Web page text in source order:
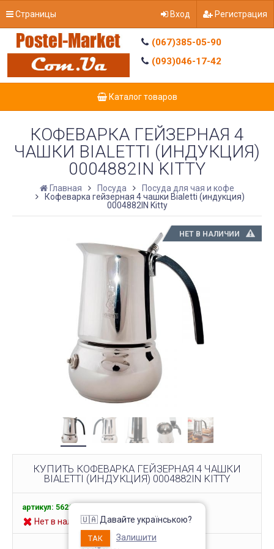
Страницы Вход Регистрация
(067)385-05-90
(093)046-17-42
Каталог товаров
КОФЕВАРКА ГЕЙЗЕРНАЯ 4
ЧАШКИ BIALETTI (ИНДУКЦИЯ)
0004882IN KITTY
Главная Посуда
Посуда для чая и кофе
Кофеварка гейзерная 4 чашки Bialetti (индукция)
0004882IN Kitty
НЕТ В НАЛИЧИИ
КУПИТЬ КОФЕВАРКА ГЕЙЗЕРНАЯ 4 ЧАШКИ
BIALETTI (ИНДУКЦИЯ) 0004882IN KITTY
артикул: 56264
Нет в наличии
1 616 грн.
🇺🇦 Давайте українською?
ТАК
Залишити